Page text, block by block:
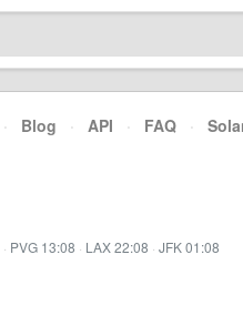
· Blog · API · FAQ ·
· PVG 13:08 · LAX 22:08 · JFK 01:08